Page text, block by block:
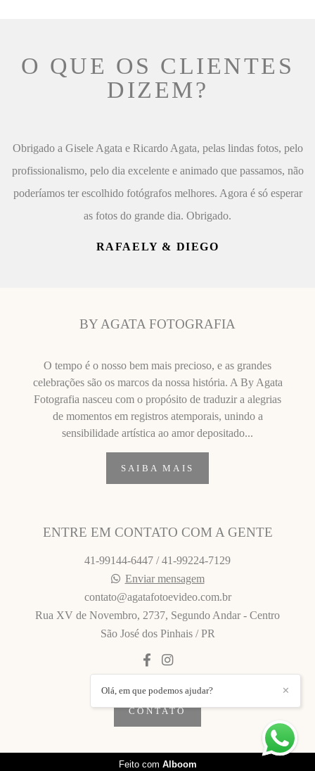
O QUE OS CLIENTES
DIZEM?
Obrigado a Gisele Agata e Ricardo Agata, pelas lindas fotos, pelo
profissionalismo, pelo dia excelente e animado que passamos, não
poderíamos ter escolhido fotógrafos melhores. Agora é só esperar
as fotos do grande dia. Obrigado.
RAFAELY & DIEGO
BY AGATA FOTOGRAFIA
O tempo é o nosso bem mais precioso, e as grandes
celebrações são os marcos da nossa história. A By Agata
Fotografia nasceu com o propósito de traduzir a alegrias
de momentos em registros atemporais, unindo a
sensibilidade artística ao amor depositado...
SAIBA MAIS
ENTRE EM CONTATO COM A GENTE
41-99144-6447 / 41-99224-7129
Enviar mensagem
contato@agatafotoevideo.com.br
Rua XV de Novembro, 2737, Segundo Andar - Centro
São José dos Pinhais / PR
CONTATO
✕
Olá, em que podemos ajudar?
Feito com Alboom